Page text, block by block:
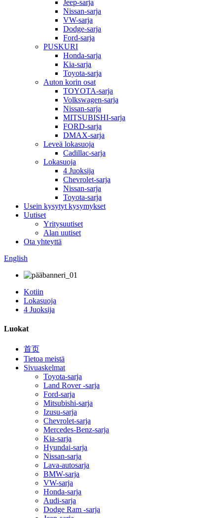
Jeep-sarja
Nissan-sarja
VW-sarja
Dodge-sarja
Ford-sarja
PUSKURI
Honda-sarja
Kia-sarja
Toyota-sarja
Auton korin osat
TOYOTA-sarja
Volkswagen-sarja
Nissan-sarja
MITSUBISHI-sarja
FORD-sarja
DMAX-sarja
Leveä lokasuoja
Cadillac-sarja
Lokasuoja
4 Juoksija
Chevrolet-sarja
Nissan-sarja
Toyota-sarja
Usein kysytyt kysymykset
Uutiset
Yritysuutiset
Alan uutiset
Ota yhteyttä
English
Kotiin
Lokasuoja
4 Juoksija
Luokat
首页
Tietoa meistä
Sivuaskelmat
Toyota-sarja
Land Rover -sarja
Ford-sarja
Mitsubishi-sarja
Izusu-sarja
Chevrolet-sarja
Mercedes-Benz-sarja
Kia-sarja
Hyundai-sarja
Nissan-sarja
Lava-autosarja
BMW-sarja
VW-sarja
Honda-sarja
Audi-sarja
Dodge Ram -sarja